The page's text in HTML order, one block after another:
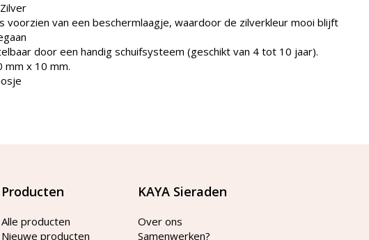
voorzien van een beschermlaagje, waardoor de zilverkleur mooi blijft
door een handig schuifsysteem (geschikt van 4 tot 10 jaar).
x 10 mm.
Producten
Alle producten
Nieuwe producten
KAYA Sieraden
Over ons
Samenwerken?